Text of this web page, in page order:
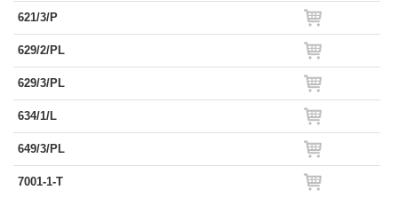
621/3/P
629/2/PL
629/3/PL
634/1/L
649/3/PL
7001-1-T